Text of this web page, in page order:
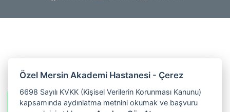
Информация о WhatsApp
Özel Mersin Akademi Hastanesi - Çerez
6698 Sayılı KVKK (Kişisel Verilerin Korunması Kanunu)
kapsamında aydınlatma metnini okumak ve başvuru